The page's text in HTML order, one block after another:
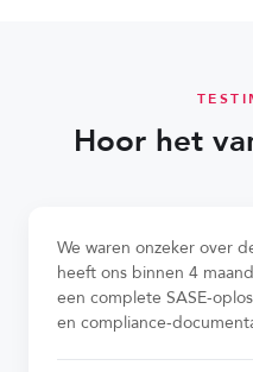
Hoor het
We waren onzeker over
heeft ons binnen 4
een complete SASE-
en compliance-